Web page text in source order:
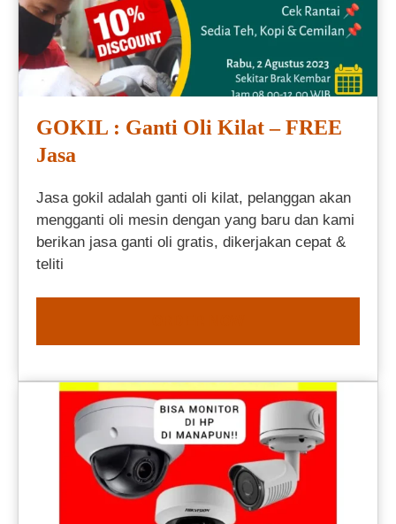
GOKIL : Ganti Oli Kilat – FREE
Jasa
Jasa gokil adalah ganti oli kilat, pelanggan akan
mengganti oli mesin dengan yang baru dan kami
berikan jasa ganti oli gratis, dikerjakan cepat &
teliti